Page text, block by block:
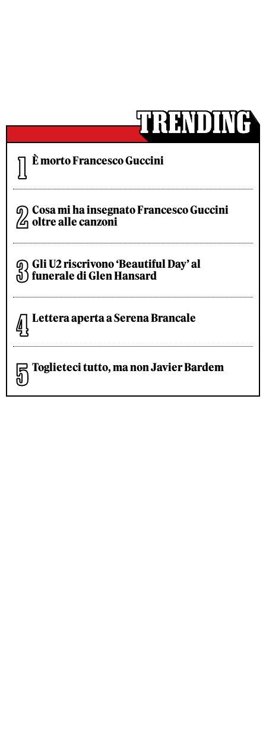
È morto Francesco Guccini
Cosa mi ha insegnato Francesco Guccini
oltre alle canzoni
Gli U2 riscrivono ‘Beautiful Day’ al
funerale di Glen Hansard
Lettera aperta a Serena Brancale
Toglieteci tutto, ma non Javier Bardem